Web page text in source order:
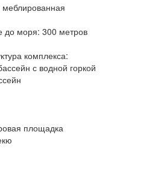
до моря: 300 метров
комплекса:
с водной горкой
площадка